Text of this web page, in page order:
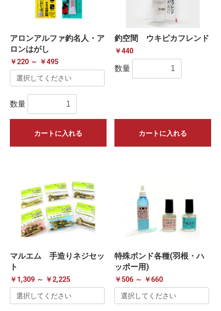
アロンアルファ釣名人・ア
ロンはがし
￥220 ～ ￥495
数量
カートに入れる
釣空間 ウキピカフレンド
￥440
数量
カートに入れる
マルエム 手造りネジセッ
ト
￥1,309 ～ ￥2,225
特殊ボンド各種(羽根・ハ
ッポー用)
￥506 ～ ￥660